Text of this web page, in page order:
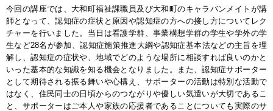
今回の講座では、大和町福祉課職員及び大和町のキャラバンメイトが講
師となって、認知症の症状と原因や認知症の方への接し方についてレク
チャーを行いました。当日は看護学群、事業構想学群の学生や学外の学
生など28名が参加、認知症施策推進大綱や認知症基本法などの主旨を理
解し、認知症の症状や、地域でどのような場所に相談すれば良いのかと
いった基本的な知識を知る機会となりました。また、認知症サポーター
として期待される振る舞いや心構え、サポーターの活動は特別な活動で
はなく、住民同士の日頃からのつながりや優しい気遣いが大切であるこ
と、サポーターはご本人や家族の応援者であることについても実際のサ